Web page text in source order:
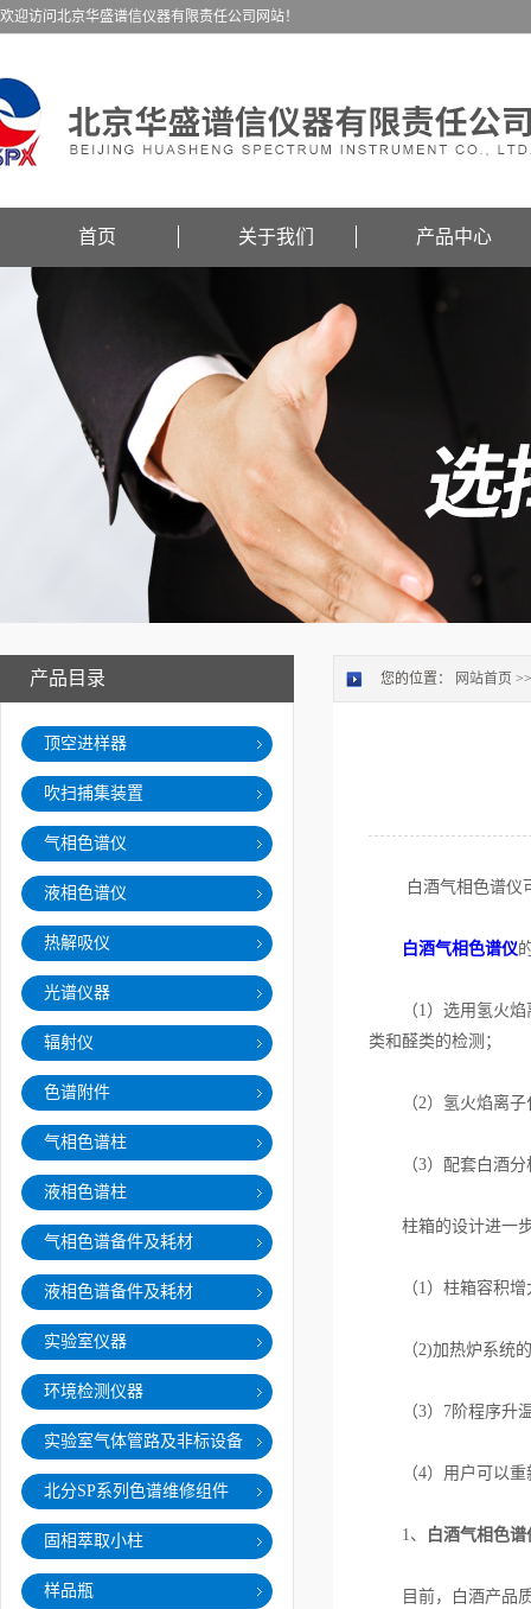
欢迎访问北京华盛谱信仪器有限责任公司网站！
首页 关于我们 产品中心
产品目录
顶空进样器
吹扫捕集装置
气相色谱仪
液相色谱仪
热解吸仪
光谱仪器
辐射仪
色谱附件
气相色谱柱
液相色谱柱
气相色谱备件及耗材
液相色谱备件及耗材
实验室仪器
环境检测仪器
实验室气体管路及非标设备
北分SP系列色谱维修组件
固相萃取小柱
样品瓶
您的位置： 网站首页
白酒气相色谱仪可
白酒气相色谱仪
（1）选用氢火焰离
类和醛类的检测；
（2）氢火焰离子
（3）配套白酒分
柱箱的设计进一步
（1）柱箱容积增大
（2)加热炉系统的
（3）7阶程序升温
（4）用户可以重
1、 白酒气相色谱
目前，白酒产品质